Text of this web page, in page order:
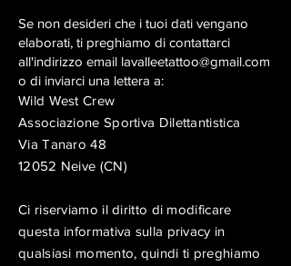
Se non desideri che i tuoi dati vengano
elaborati, ti preghiamo di contattarci
all'indirizzo email lavalleetattoo@gmail.com
o di inviarci una lettera a:
Wild West Crew
Associazione Sportiva Dilettantistica
Via Tanaro 48
12052 Neive (CN)
Ci riserviamo il diritto di modificare
questa informativa sulla privacy in
qualsiasi momento, quindi ti preghiamo